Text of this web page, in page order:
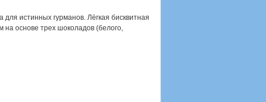
истинных гурманов. Лёгкая бисквитная
на основе трех шоколадов (белого,